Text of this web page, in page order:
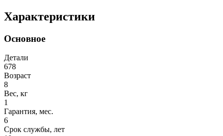
Характеристики
Основное
Детали
678
Возраст
8
Вес, кг
1
Гарантия, мес.
6
Срок службы, лет